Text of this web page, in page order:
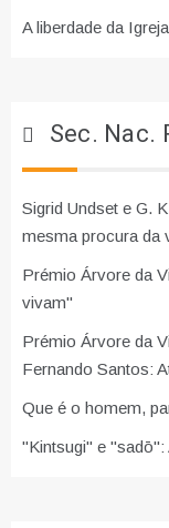
A liberdade da Igreja
Sec. Nac.
Sigrid Undset e G.
mesma procura da
Prémio Árvore da
vivam"
Prémio Árvore da
Fernando Santos:
Que é o homem,
"Kintsugi" e "sadō":